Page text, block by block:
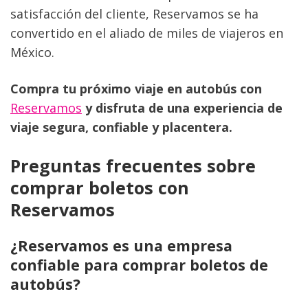
satisfacción del cliente, Reservamos se ha
convertido en el aliado de miles de viajeros en
México.
Reservamos y disfruta de una experiencia de
viaje segura, confiable y placentera.
Preguntas frecuentes sobre
comprar boletos con
Reservamos
¿Reservamos es una empresa
confiable para comprar boletos de
autobús?